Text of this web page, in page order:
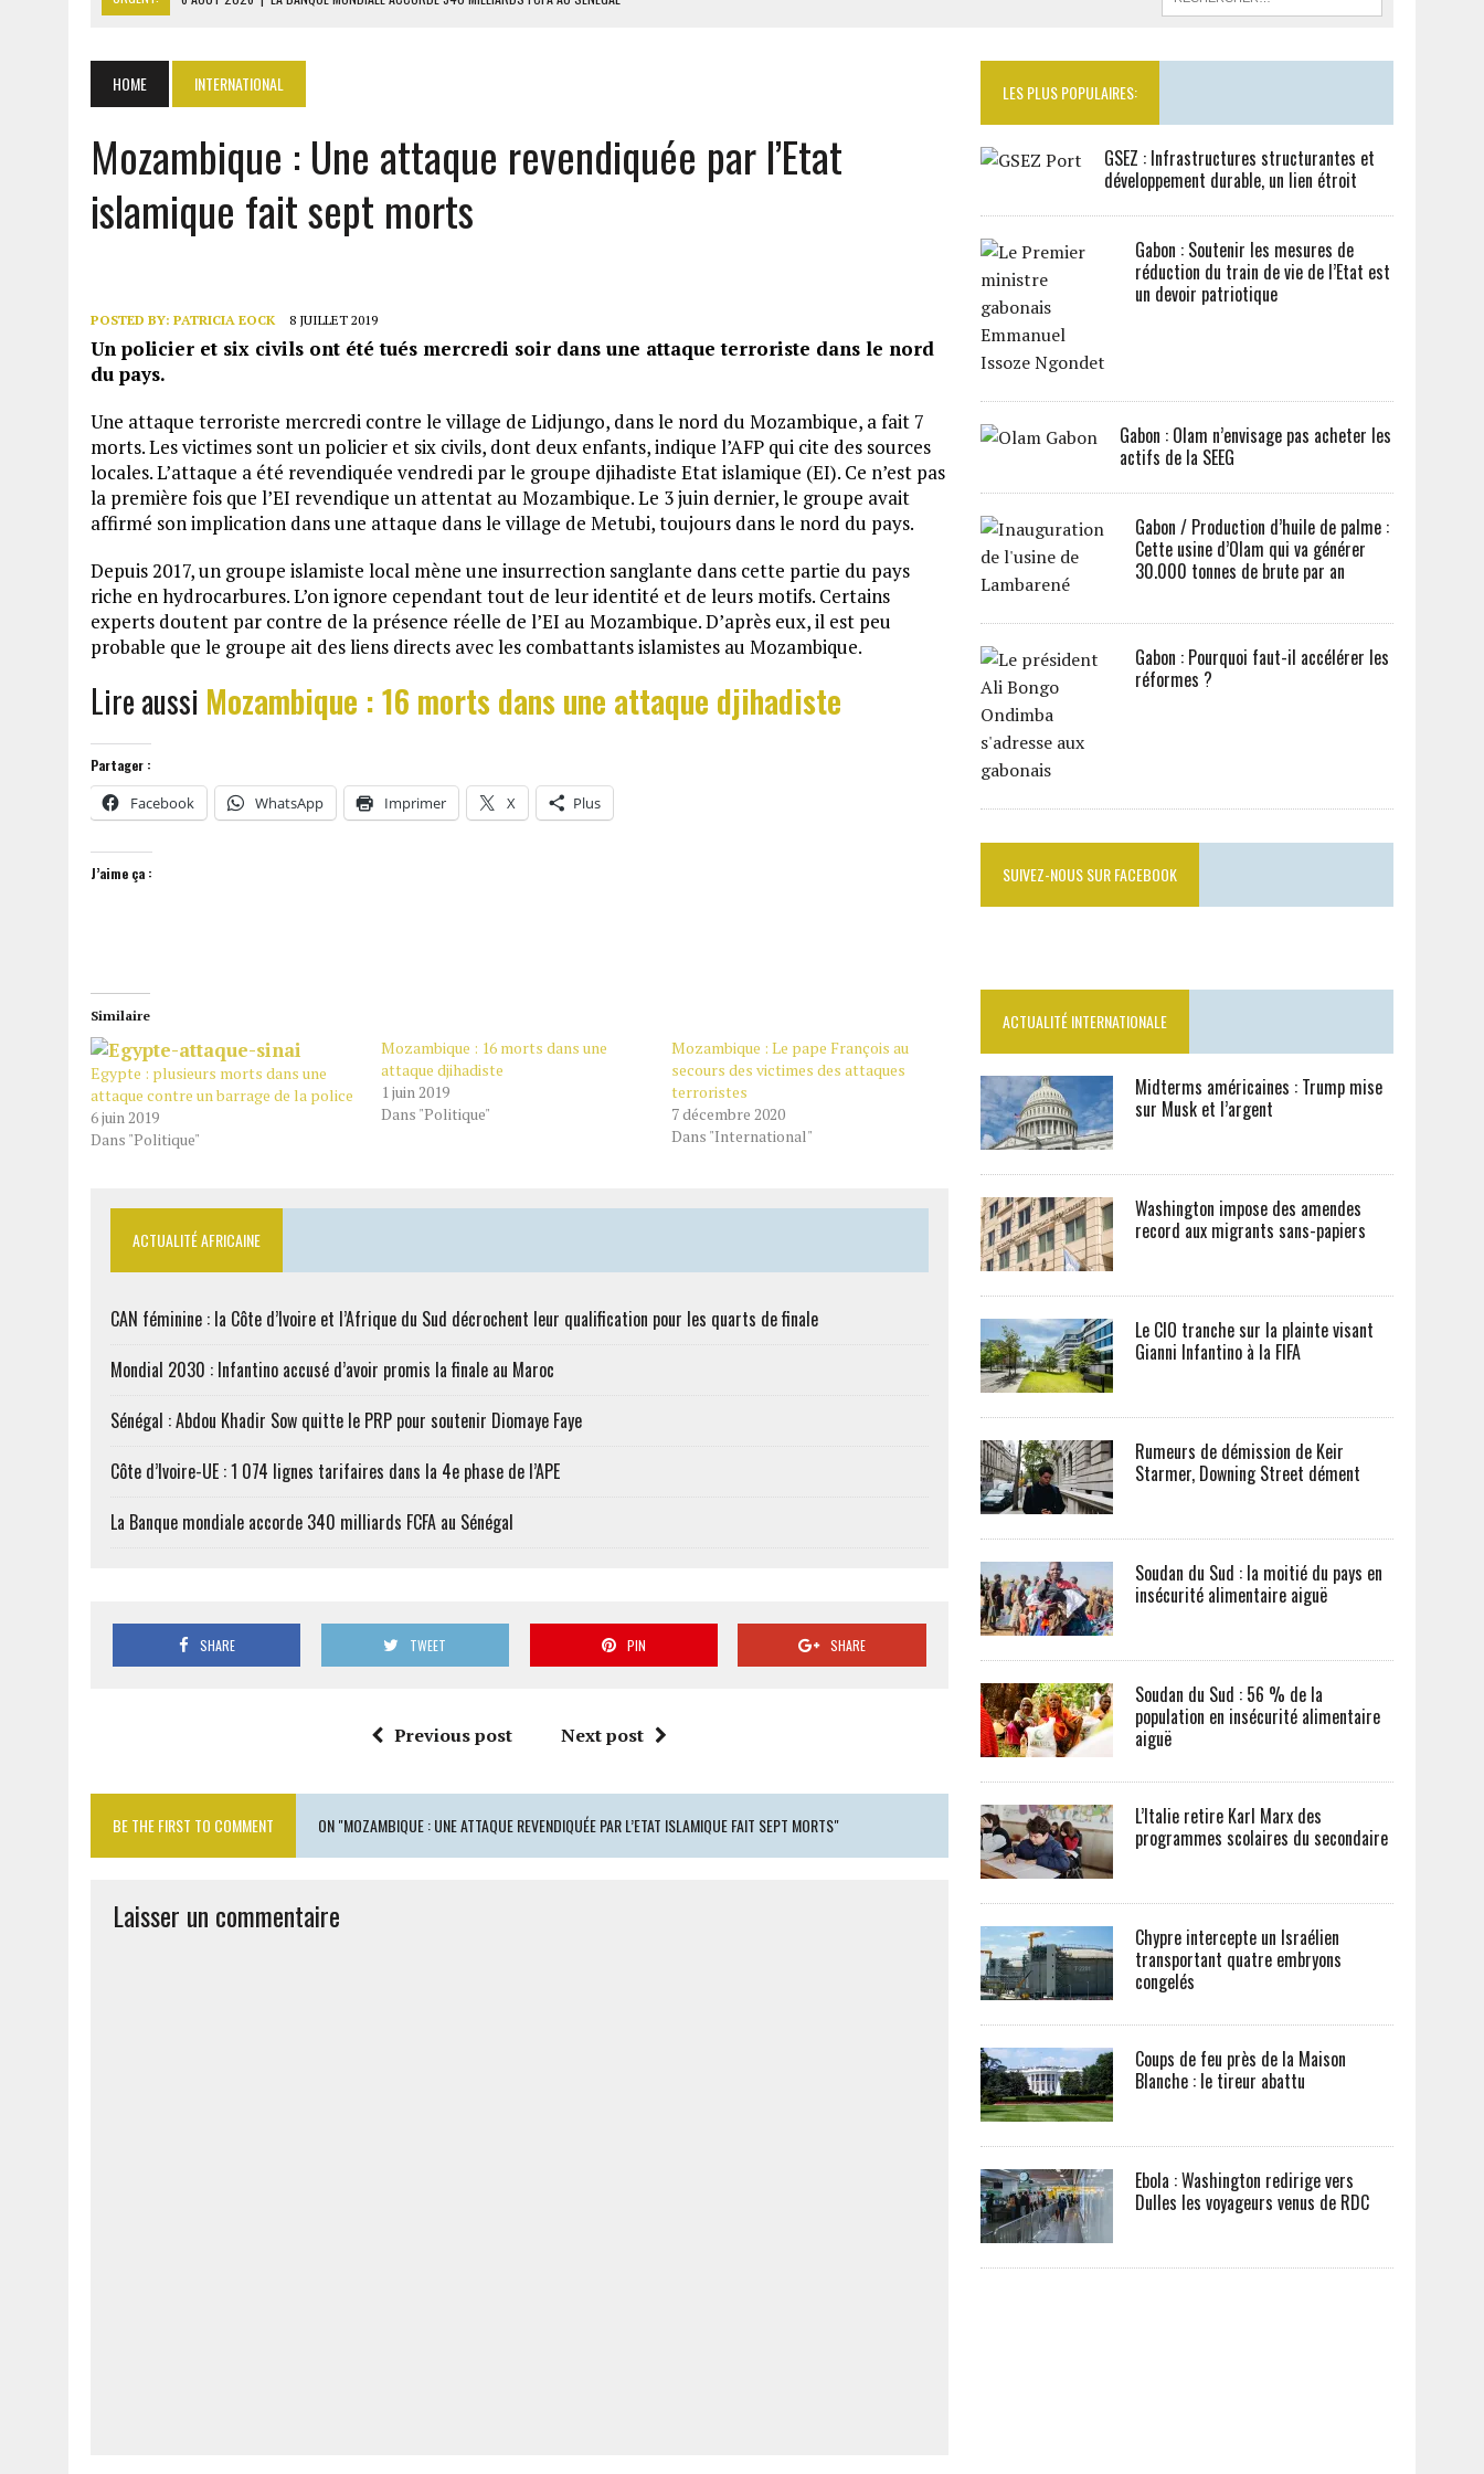
6 AOÛT 2026 | SÉNÉGAL : ABDOU KHADIR SOW QUITTE LE PRP POUR SOUTENIR DIOMAYE FAYE
6 AOÛT 2026
CÔTE D’IVOIRE-UE : 1 074 LIGNES TARIFAIRES DANS LA 4E PHASE DE L’APE
HOME INTERNATIONAL
Mozambique : Une attaque revendiquée par l’Etat
islamique fait sept morts
POSTED BY: PATRICIA EOCK 8 JUILLET 2019
Un policier et six civils ont été tués mercredi soir dans une attaque terroriste dans le nord
du pays.
Une attaque terroriste mercredi contre le village de Lidjungo, dans le nord du Mozambique, a fait 7
morts. Les victimes sont un policier et six civils, dont deux enfants, indique l’AFP qui cite des sources
locales. L’attaque a été revendiquée vendredi par le groupe djihadiste Etat islamique (EI). Ce n’est pas
la première fois que l’EI revendique un attentat au Mozambique. Le 3 juin dernier, le groupe avait
affirmé son implication dans une attaque dans le village de Metubi, toujours dans le nord du pays.
Depuis 2017, un groupe islamiste local mène une insurrection sanglante dans cette partie du pays
riche en hydrocarbures. L’on ignore cependant tout de leur identité et de leurs motifs. Certains
experts doutent par contre de la présence réelle de l’EI au Mozambique. D’après eux, il est peu
probable que le groupe ait des liens directs avec les combattants islamistes au Mozambique.
Lire aussi Mozambique : 16 morts dans une attaque djihadiste
Partager :
Facebook WhatsApp Imprimer X Plus
J’aime ça :
Similaire
Egypte : plusieurs morts dans une
attaque contre un barrage de la police
6 juin 2019
Dans "Politique"
Mozambique : 16 morts dans une
attaque djihadiste
1 juin 2019
Dans "Politique"
Mozambique : Le pape François au
secours des victimes des attaques
terroristes
7 décembre 2020
Dans "International"
ACTUALITÉ AFRICAINE
CAN féminine : la Côte d’Ivoire et l’Afrique du Sud décrochent leur qualification pour les quarts de finale
Mondial 2030 : Infantino accusé d’avoir promis la finale au Maroc
Sénégal : Abdou Khadir Sow quitte le PRP pour soutenir Diomaye Faye
Côte d’Ivoire-UE : 1 074 lignes tarifaires dans la 4e phase de l’APE
La Banque mondiale accorde 340 milliards FCFA au Sénégal
SHARE TWEET PIN SHARE
Previous post Next post
BE THE FIRST TO COMMENT ON "MOZAMBIQUE : UNE ATTAQUE REVENDIQUÉE PAR L’ETAT ISLAMIQUE FAIT SEPT MORTS"
Laisser un commentaire
LES PLUS POPULAIRES:
GSEZ : Infrastructures structurantes et
développement durable, un lien étroit
Gabon : Soutenir les mesures de
réduction du train de vie de l’Etat est
un devoir patriotique
Gabon : Olam n’envisage pas acheter les
actifs de la SEEG
Gabon / Production d’huile de palme :
Cette usine d’Olam qui va générer
30.000 tonnes de brute par an
Gabon : Pourquoi faut-il accélérer les
réformes ?
SUIVEZ-NOUS SUR FACEBOOK
ACTUALITÉ INTERNATIONALE
Midterms américaines : Trump mise
sur Musk et l’argent
Washington impose des amendes
record aux migrants sans-papiers
Le CIO tranche sur la plainte visant
Gianni Infantino à la FIFA
Rumeurs de démission de Keir
Starmer, Downing Street dément
Soudan du Sud : la moitié du pays en
insécurité alimentaire aiguë
Soudan du Sud : 56 % de la
population en insécurité alimentaire
aiguë
L’Italie retire Karl Marx des
programmes scolaires du secondaire
Chypre intercepte un Israélien
transportant quatre embryons
congelés
Coups de feu près de la Maison
Blanche : le tireur abattu
Ebola : Washington redirige vers
Dulles les voyageurs venus de RDC